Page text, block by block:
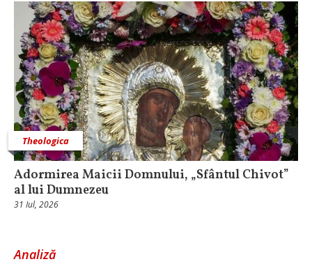
Theologica
Adormirea Maicii Domnului, „Sfântul Chivot”
al lui Dumnezeu
31 Iul, 2026
Analiză